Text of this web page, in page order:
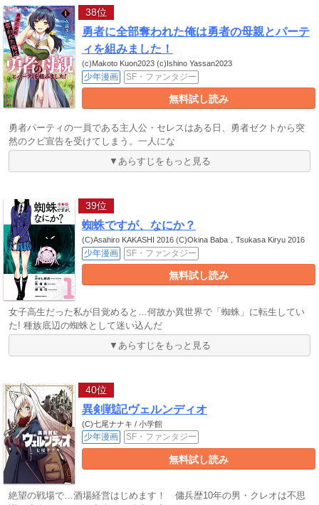
38位
勇者に全部奪われた俺は勇者の母親とパーテ
ィを組みました！
(c)Makoto Kuon2023 (c)Ishino Yassan2023
少年漫画 SF・ファンタジー
無料試し読み
勇者パーティの一員である主人公・セレスはある日、勇者ゼクトから突
然のクビ宣告を受けてしまう。一人にな
▼あらすじをもっと見る
39位
蜘蛛ですが、なにか？
(C)Asahiro KAKASHI 2016 (C)Okina Baba，Tsukasa Kiryu 2016
少年漫画 SF・ファンタジー
無料試し読み
女子高生だった私が目覚めると…何故か異世界で「蜘蛛」に転生してい
た! 種族底辺の蜘蛛として迷い込んだ
▼あらすじをもっと見る
40位
異剣戦記ヴェルンディオ
(C)七尾ナナキ / 小学館
少年漫画 SF・ファンタジー
無料試し読み
絶望の戦場で…酒場経営はじめます！ 傭兵歴10年の男・クレオは不思